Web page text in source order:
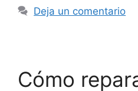
Deja un comentario
Cómo